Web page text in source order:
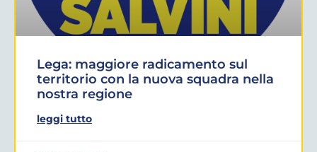
Lega: maggiore radicamento sul
territorio con la nuova squadra nella
nostra regione
leggi tutto